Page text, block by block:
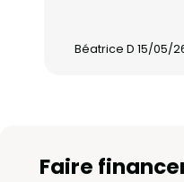
Béatrice D 15/05/
Faire